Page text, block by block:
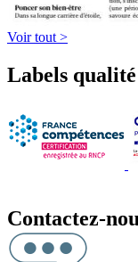
Voir tout >
Labels qualité
Contactez-